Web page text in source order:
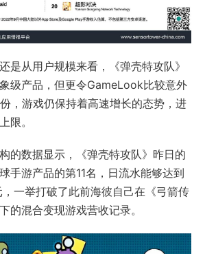
是从用户规模来看，《弹壳特攻队》
级产品，但更令GameLook比较意外
，游戏仍保持着高速增长的态势，进
限。
的数据显示，《弹壳特攻队》昨日的
手游产品的第11名，日流水能够达到
一举打破了此前海彼自己在《弓箭传
的混合变现游戏营收记录。